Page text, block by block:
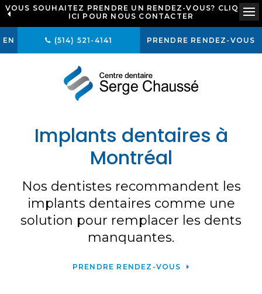
VOUS SOUHAITEZ PRENDRE UN RENDEZ-VOUS? CLIQUEZ
ICI POUR NOUS CONTACTER
EN (514) 521-4141 PRENDRE RENDEZ-VOUS
Implants dentaires à
Montréal
Nos dentistes recommandent les
implants dentaires comme une
solution pour remplacer les dents
manquantes.
PRENDRE RENDEZ-VOUS